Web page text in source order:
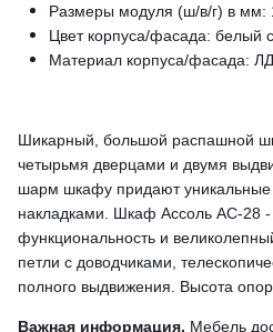
Размеры модуля (ш/в/г) в мм:
Цвет корпуса/фасада: белый
Материал корпуса/фасада:
Шикарный, большой распашной
четырьмя дверцами и двумя
шарм шкафу придают
накладками. Шкаф Ассоль АС-28 -
функциональность и
петли с доводчиками,
полного выдвижения. Высота
Важная информация. Мебель